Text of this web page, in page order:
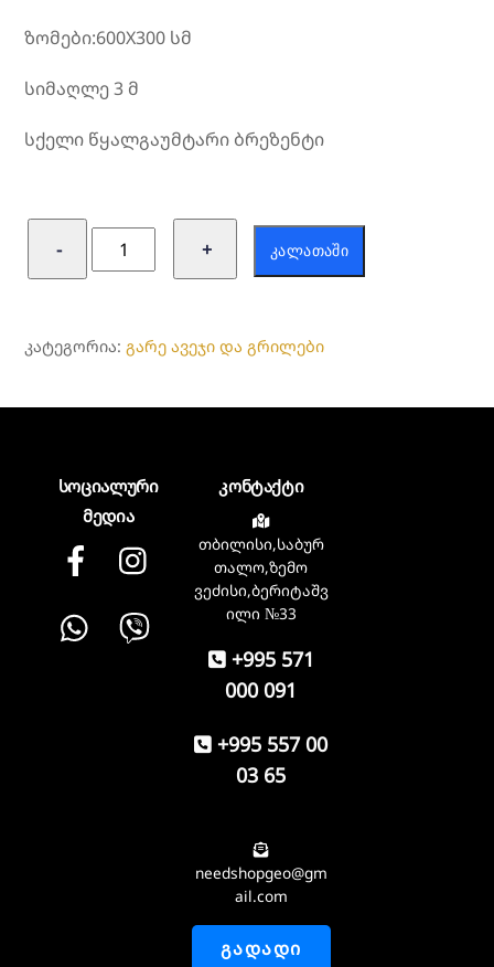
ზომები:600X300 სმ
სიმაღლე 3 მ
სქელი წყალგაუმტარი ბრეზენტი
−
რაოდენობა:
საკეცი
+ ᲙᲐᲚᲐᲗᲐᲨᲘ
ᲙᲐᲢᲔᲒᲝᲠᲘᲐ:გარე ავეჯი და გრილები
სოციალური
მედია
Facebook instagram
Whatsapp
კონტაქტი
თბილისი,საბურ
თალო,ზემო
ვეძისი,ბერიტაშვ
ილი №33
+995 571
000 091
+995 557 00
03 65
needshopgeo@gm
ail.com
ᲒᲐᲓᲐᲓᲘ